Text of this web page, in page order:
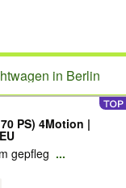
in Berlin
PS) 4Motion |
gepfleg ...